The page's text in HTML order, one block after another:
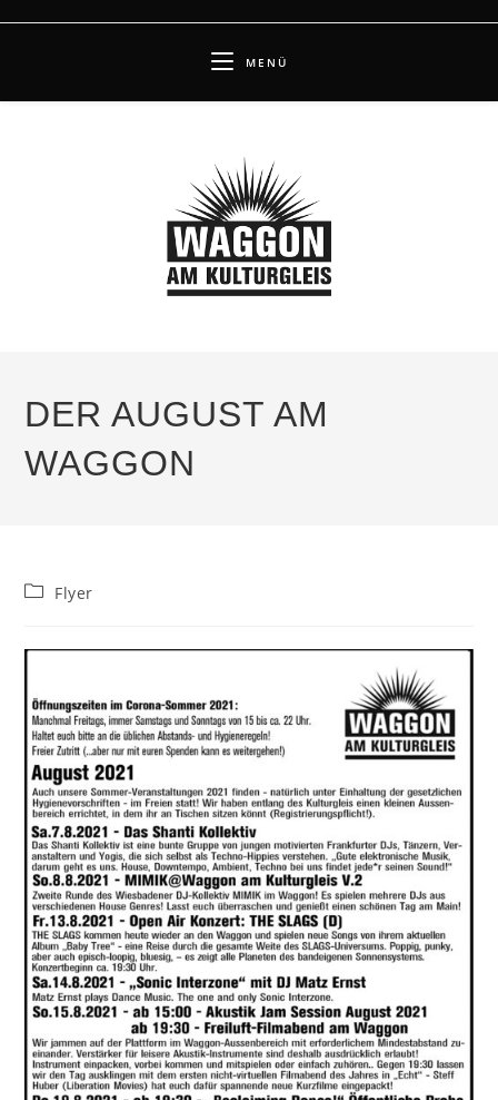
MENÜ
DER AUGUST AM
WAGGON
Beitrags-
Flyer